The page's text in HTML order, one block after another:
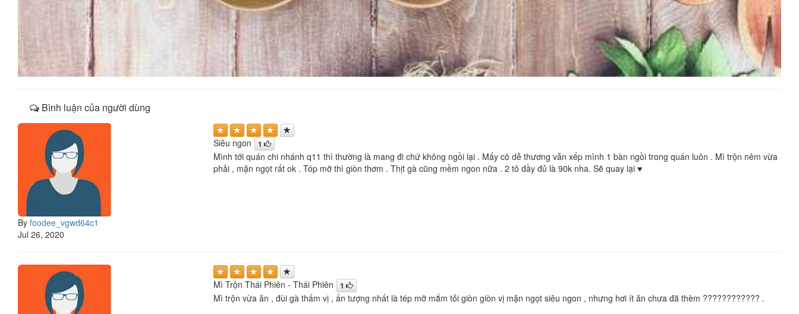
Bình luận của người dùng
By foodee_vgwd64c1
Jul 26, 2020
Siêu ngon 1
Mình tới quán chi nhánh q11 thì thường là mang đi chứ không ngồi lại . Mấy cô dễ thương vẫn xếp mình 1 bàn ngồi trong quán luôn . Mì trộn nêm vừa
phải , mặn ngọt rất ok . Tóp mỡ thì giòn thơm . Thịt gà cũng mềm ngon nữa . 2 tô đầy đủ là 90k nha. Sẽ quay lại ♥️
Mì Trộn Thái Phiên - Thái Phiên 1
Mì trộn vừa ăn , đùi gà thấm vị , ấn tượng nhất là tép mỡ mắm tỏi giòn giòn vị mặn ngọt siêu ngon , nhưng hơi ít ăn chưa đã thèm ???????????? .